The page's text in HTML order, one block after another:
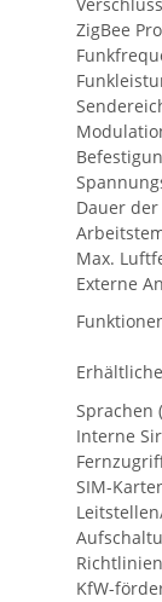
ZigBee
Dauer
Max.
Externe
Sprachen
Interne
SIM-
KfW-